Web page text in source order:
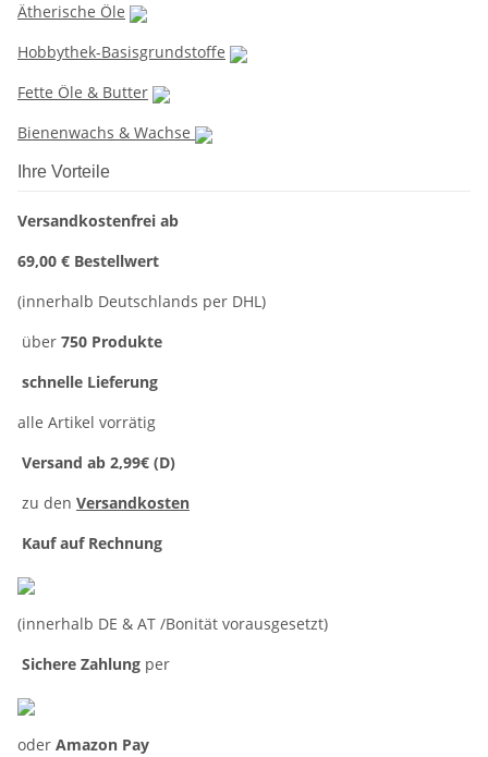
Ätherische Öle
Hobbythek-Basisgrundstoffe
Fette Öle & Butter
Bienenwachs & Wachse
Ihre Vorteile
Versandkostenfrei ab
69,00 € Bestellwert
(innerhalb Deutschlands per DHL)
über 750 Produkte
schnelle Lieferung
alle Artikel vorrätig
Versand ab 2,99€ (D)
zu den Versandkosten
Kauf auf Rechnung
(innerhalb DE & AT /Bonität vorausgesetzt)
Sichere Zahlung per
oder Amazon Pay